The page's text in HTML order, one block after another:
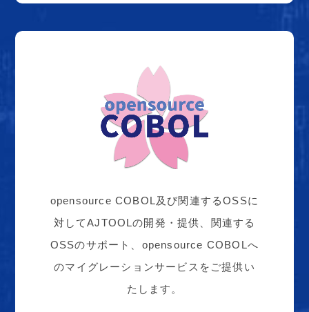
opensource COBOL及び関連するOSSに
対してAJTOOLの開発・提供、関連する
OSSのサポート、opensource COBOLへ
のマイグレーションサービスをご提供い
たします。